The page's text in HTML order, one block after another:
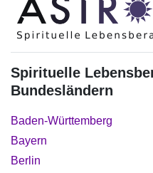
Spirituelle
Bundesländern
Baden-Württemberg
Bayern
Berlin